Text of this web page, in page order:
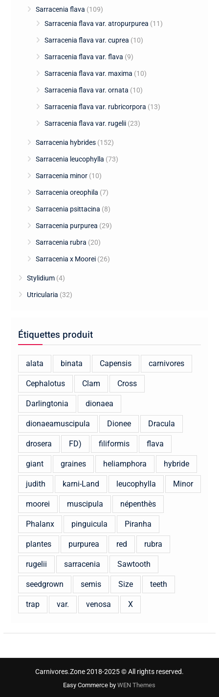
Sarracenia flava (109)
Sarracenia flava var. atropurpurea (11)
Sarracenia flava var. cuprea (10)
Sarracenia flava var. flava (9)
Sarracenia flava var. maxima (10)
Sarracenia flava var. ornata (10)
Sarracenia flava var. rubricorpora (13)
Sarracenia flava var. rugelii (23)
Sarracenia hybrides (152)
Sarracenia leucophylla (73)
Sarracenia minor (10)
Sarracenia oreophila (7)
Sarracenia psittacina (8)
Sarracenia purpurea (29)
Sarracenia rubra (20)
Sarracenia x Moorei (26)
Stylidium (4)
Utricularia (32)
Étiquettes produit
alata binata Capensis carnivores
Cephalotus Clam Cross
Darlingtonia dionaea
dionaeamuscipula Dionee Dracula
drosera FD) filiformis flava
giant graines heliamphora hybride
judith karni-Land leucophylla Minor
moorei muscipula népenthès
Phalanx pinguicula Piranha
plantes purpurea red rubra
rugelii sarracenia Sawtooth
seedgrown semis Size teeth
trap var. venosa X
Carnivores.Zone 2018-2025 © All rights reserved.
Easy Commerce byWEN Themes